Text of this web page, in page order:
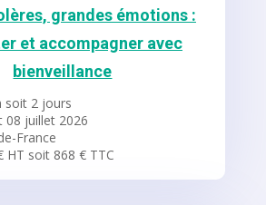
grandes émotions :
et accompagner avec
bienveillance
soit 2 jours
08 juillet 2026
France
HT soit 868 € TTC